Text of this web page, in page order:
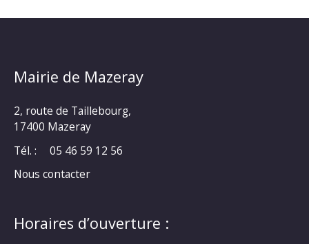
Mairie de Mazeray
2, route de Taillebourg,
17400 Mazeray
Tél. :
05 46 59 12 56
Nous contacter
Horaires d’ouverture :